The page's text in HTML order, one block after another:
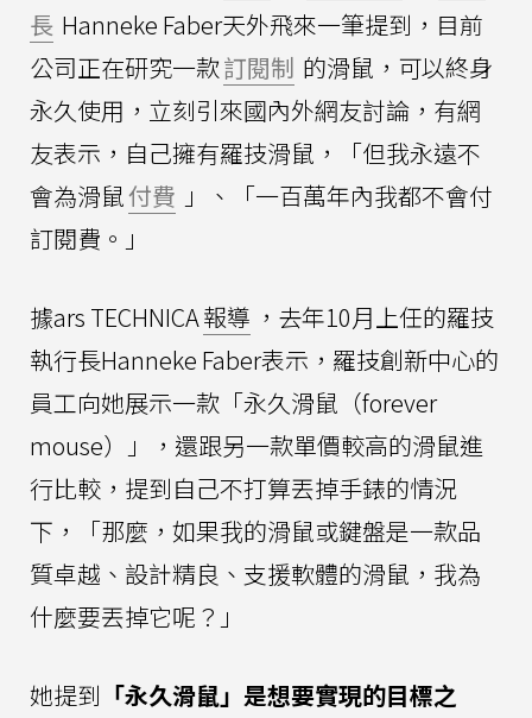
長 Hanneke Faber天外飛來一筆提到，目前
公司正在研究一款訂閱制 的滑鼠，可以終身
永久使用，立刻引來國內外網友討論，有網
友表示，自己擁有羅技滑鼠，「但我永遠不
會為滑鼠付費 」、「一百萬年內我都不會付
訂閱費。」
據ars TECHNICA報導 ，去年10月上任的羅技
執行長Hanneke Faber表示，羅技創新中心的
員工向她展示一款「永久滑鼠（forever
mouse）」，還跟另一款單價較高的滑鼠進
行比較，提到自己不打算丟掉手錶的情況
下，「那麼，如果我的滑鼠或鍵盤是一款品
質卓越、設計精良、支援軟體的滑鼠，我為
什麼要丟掉它呢？」
她提到 「永久滑鼠」是想要實現的目標之